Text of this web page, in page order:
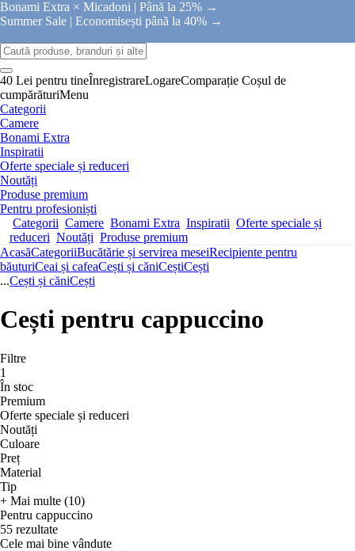
Bonami Extra × Micadoni | Până la 25% →
Summer Sale | Economisești până la 40% →
40 Lei pentru tineÎnregistrareLogareComparație Coșul de
cumpărăturiMenu
Categorii
Camere
Bonami Extra
Inspiratii
Oferte speciale și reduceri
Noutăți
Produse premium
Pentru profesioniști
Categorii Camere Bonami Extra Inspiratii Oferte speciale și
reduceri Noutăți Produse premium
AcasăCategoriiBucătărie și servirea meseiRecipiente pentru
băuturiCeai și cafeaCești și căniCeștiCești
...Cești și căniCești
Cești pentru cappuccino
Filtre
1
În stoc
Premium
Oferte speciale și reduceri
Noutăți
Culoare
Preț
Material
Tip
+ Mai multe (10)
Pentru cappuccino
55 rezultate
Cele mai bine vândute